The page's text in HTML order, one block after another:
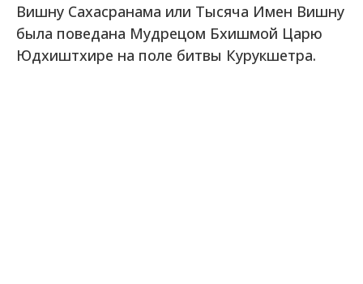
Вишну Сахасранама или Тысяча Имен Вишну
была поведана Мудрецом Бхишмой Царю
Юдхиштхире на поле битвы Курукшетра.